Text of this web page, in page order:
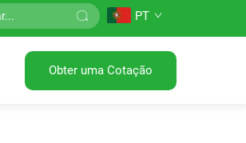
PT
Obter uma Cotação